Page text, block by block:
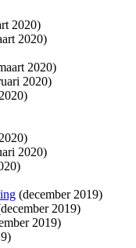
2020)
2020)
2020)
2020)
2020)
(december 2019)
2019)
2019)